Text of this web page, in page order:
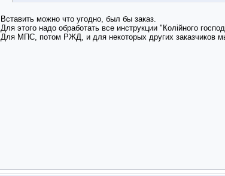
Вставить можно что угодно, был бы заказ.
Для этого надо обработать все инструкции "Колійного
Для МПС, потом РЖД, и для некоторых других заказчиков